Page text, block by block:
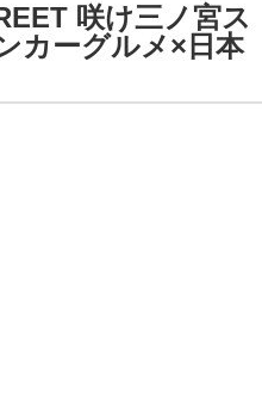
咲け三ノ宮ス
カーグルメ×日本